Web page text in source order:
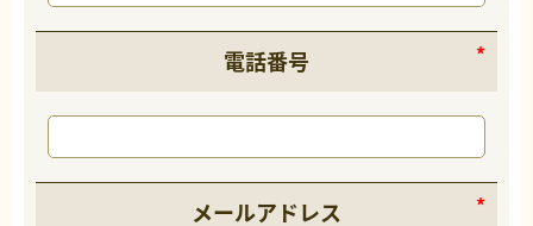
電話番号
メールアドレス